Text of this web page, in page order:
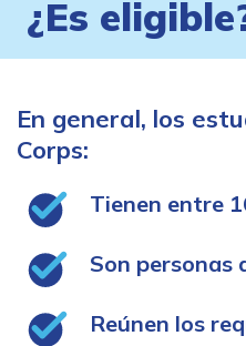
¿Es
En general, los
Corps:
Tienen entre
Son personas
Reúnen los